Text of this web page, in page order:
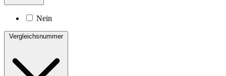
Nein
Vergleichsnummer